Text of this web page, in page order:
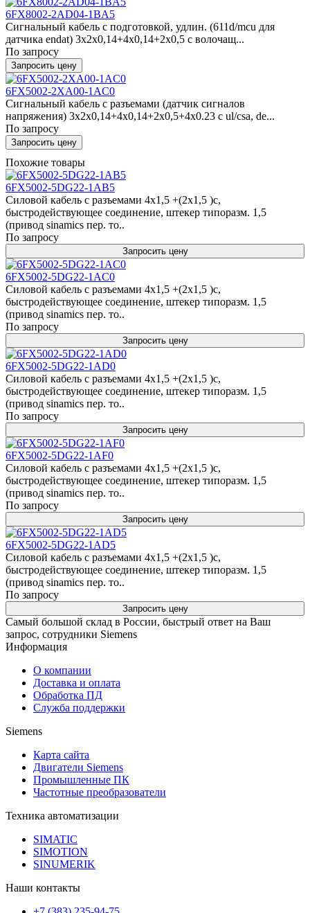
6FX8002-2AD04-1BA5
Сигнальный кабель с подготовкой, удлин. (611d/mcu для
датчика endat) 3x2x0,14+4x0,14+2x0,5 c волочащ...
По запросу
Запросить цену
6FX5002-2XA00-1AC0
Сигнальный кабель с разъемами (датчик сигналов
напряжения) 3x2x0,14+4x0,14+2x0,5+4x0.23 c ul/csa, de...
По запросу
Запросить цену
Похожие товары
6FX5002-5DG22-1AB5
Силовой кабель с разъемами 4x1,5 +(2x1,5 )c,
быстродействующее соединение, штекер типоразм. 1,5
(привод sinamics пер. то..
По запросу
Запросить цену
6FX5002-5DG22-1AC0
Силовой кабель с разъемами 4x1,5 +(2x1,5 )c,
быстродействующее соединение, штекер типоразм. 1,5
(привод sinamics пер. то..
По запросу
Запросить цену
6FX5002-5DG22-1AD0
Силовой кабель с разъемами 4x1,5 +(2x1,5 )c,
быстродействующее соединение, штекер типоразм. 1,5
(привод sinamics пер. то..
По запросу
Запросить цену
6FX5002-5DG22-1AF0
Силовой кабель с разъемами 4x1,5 +(2x1,5 )c,
быстродействующее соединение, штекер типоразм. 1,5
(привод sinamics пер. то..
По запросу
Запросить цену
6FX5002-5DG22-1AD5
Силовой кабель с разъемами 4x1,5 +(2x1,5 )c,
быстродействующее соединение, штекер типоразм. 1,5
(привод sinamics пер. то..
По запросу
Запросить цену
Самый большой склад в России, быстрый ответ на Ваш
запрос, сотрудники Siemens
Информация
О компании
Доставка и оплата
Обработка ПД
Служба поддержки
Siemens
Карта сайта
Двигатели Siemens
Промышленные ПК
Частотные преобразователи
Техника автоматизации
SIMATIC
SIMOTION
SINUMERIK
Наши контакты